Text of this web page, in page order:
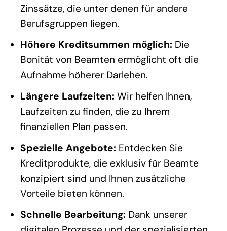
Zinssätze, die unter denen für andere
Berufsgruppen liegen.
Höhere Kreditsummen möglich: Die
Bonität von Beamten ermöglicht oft die
Aufnahme höherer Darlehen.
Längere Laufzeiten: Wir helfen Ihnen,
Laufzeiten zu finden, die zu Ihrem
finanziellen Plan passen.
Spezielle Angebote: Entdecken Sie
Kreditprodukte, die exklusiv für Beamte
konzipiert sind und Ihnen zusätzliche
Vorteile bieten können.
Schnelle Bearbeitung: Dank unserer